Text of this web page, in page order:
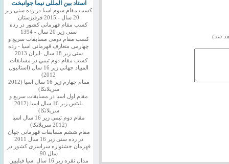
شد)
استاد بین المللی نیما جوانبخت
کسب مقام سوم اسیا در رده سنی زیر
20 سال - 2015 قرقیزستان
کسب مقام قهرمانی کشور در رده
سنی زیر 20 سال - 1394
کسب مقام دومی مسابقات سریع و
چهارمی متعارف قهرمانی اسیا - رده
سنی زیر 18 سال -ایران 2013
كسب مقام دوم تيمي در مسابقات
المپياد جهاني زير 16 سال (استانبول
2012)
مقام چهارم زير 16 سال اسيا (2012
سريلانكا)
مقام اول اسيا در مسابقات سريع و
بليتس زير 16 سال اسيا (2012
سريلانكا)
مقام دوم تيمي زير 16 سال اسيا
(2012 سريلانكا)
مقام ششم مسابقات قهرمانی جهان
در رده سنی زیر 16 سال 2011
قهرمان جشنواره سراسری کشور در
سال 90
مدال نقره زیر 16 سال اسیا فیلیپین